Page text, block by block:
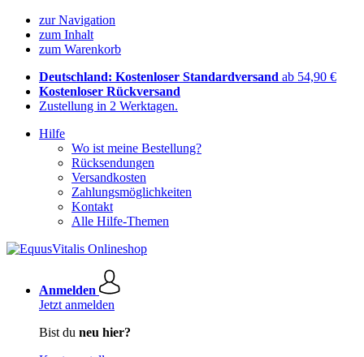
zur Navigation
zum Inhalt
zum Warenkorb
Deutschland: Kostenloser Standardversand ab 54,90 €
Kostenloser Rückversand
Zustellung in 2 Werktagen.
Hilfe
Wo ist meine Bestellung?
Rücksendungen
Versandkosten
Zahlungsmöglichkeiten
Kontakt
Alle Hilfe-Themen
Anmelden
Jetzt anmelden
Bist du neu hier?